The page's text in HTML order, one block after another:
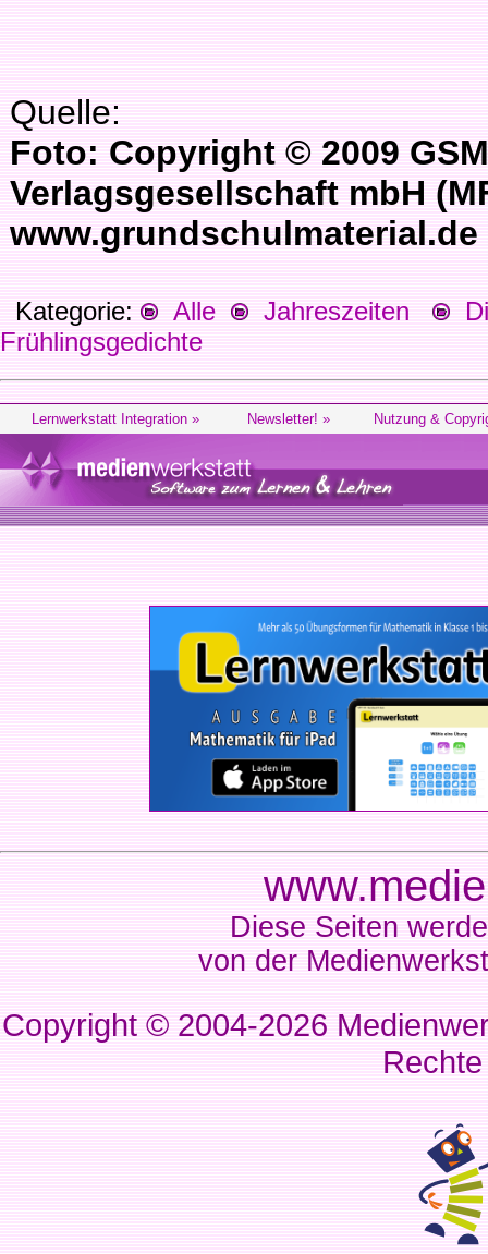
Quelle:
Foto: Copyright © 2009
Verlagsgesellschaft mbH
www.grundschulmaterial.de
Kategorie: Alle Jahreszeiten
Frühlingsgedichte
Lernwerkstatt Integration » Newsletter! » Nutzung &
Diese Seiten
von der
Copyright © 2004-2026